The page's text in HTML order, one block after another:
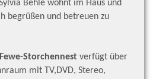
Behle wohnt im Haus und
begrüßen und betreuen zu
Storchennest verfügt über
mit TV,DVD, Stereo,